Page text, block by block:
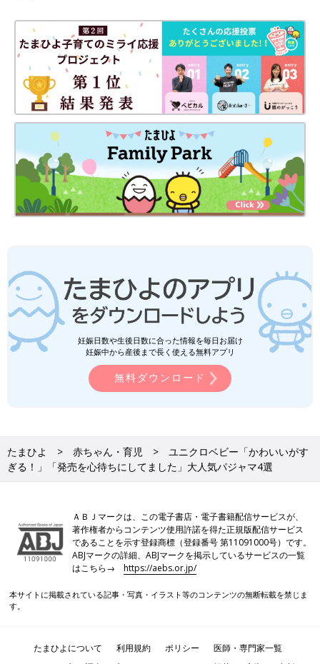
妊娠日数や生後日数に合った情報を毎日お届け
妊娠中から産後まで長く使える無料アプリ
無料ダウンロード
たまひよ 赤ちゃん・育児
ユニクロベビー「かわいいがす
ぎる！」「発売を心待ちにしてました」大人気パジャマ4選
ＡＢＪマークは、この電子書店・電子書籍配信サービスが、
著作権者からコンテンツ使用許諾を得た正規版配信サービス
であることを示す登録商標（登録番号 第11091000号）です。
ABJマークの詳細、ABJマークを掲示しているサービスの一覧
はこちら→https://aebs.or.jp/
本サイトに掲載されている記事・写真・イラスト等のコンテンツの無断転載を禁じま
す。
たまひよについて 利用規約 ポリシー
医師・専門家一覧